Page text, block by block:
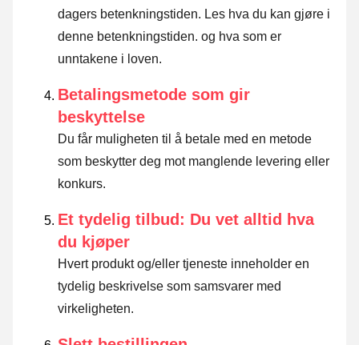
dagers betenkningstiden. Les hva du kan gjøre i
denne betenkningstiden. og hva som er
unntakene i loven.
Betalingsmetode som gir
beskyttelse
Du får muligheten til å betale med en metode
som beskytter deg mot manglende levering eller
konkurs.
Et tydelig tilbud: Du vet alltid hva
du kjøper
Hvert produkt og/eller tjeneste inneholder en
tydelig beskrivelse som samsvarer med
virkeligheten.